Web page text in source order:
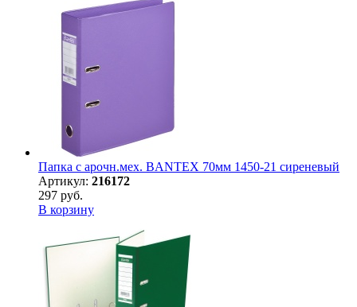
Папка с арочн.мех. BANTEX 70мм 1450-21 сиреневый
Артикул: 216172
297 руб.
В корзину